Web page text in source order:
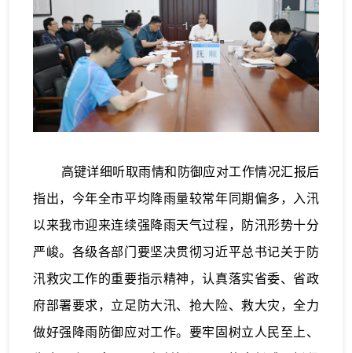
高键详细听取雨情和防御应对工作情况汇报后
指出，今年全市平均降雨量较常年同期偏多，入汛
以来我市迎来连续强降雨天气过程，防汛形势十分
严峻。各级各部门要坚决贯彻习近平总书记关于防
汛救灾工作的重要指示精神，认真落实省委、省政
府部署要求，立足防大汛、抢大险、救大灾，全力
做好强降雨防御应对工作。要牢固树立人民至上、